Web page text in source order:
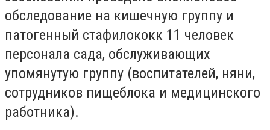
обследование на кишечную группу и
патогенный стафилококк 11 человек
персонала сада, обслуживающих
упомянутую группу (воспитателей, няни,
сотрудников пищеблока и медицинского
работника).